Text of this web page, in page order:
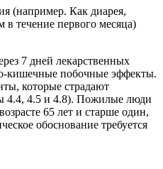
(например. Как диарея,
течение первого месяца)
7 дней лекарственных
кишечные побочные эффекты.
которые страдают
4.4, 4.5 и 4.8). Пожилые люди
65 лет и старше один,
обоснование требуется